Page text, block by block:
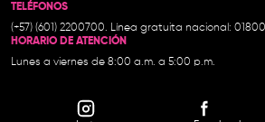
TELÉFONOS
(+57) (601) 2200700. Línea gratuita nacional:
HORARIO DE ATENCIÓN
Lunes a viernes de 8:00 a.m. a 5:00 p.m.